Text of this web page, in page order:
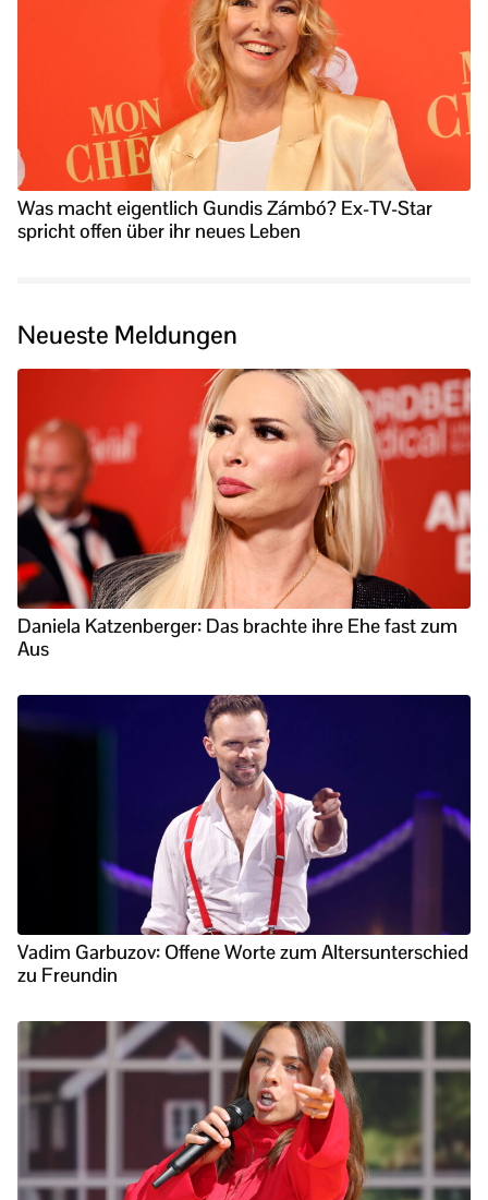
Was macht eigentlich Gundis Zámbó? Ex-TV-Star
spricht offen über ihr neues Leben
Neueste Meldungen
Daniela Katzenberger: Das brachte ihre Ehe fast zum
Aus
Vadim Garbuzov: Offene Worte zum Altersunterschied
zu Freundin